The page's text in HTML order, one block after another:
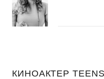
КИНОАКТЕР